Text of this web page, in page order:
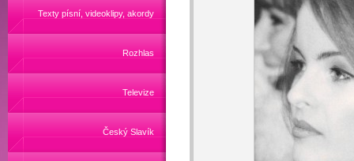
Texty písní, videoklipy, akordy
Rozhlas
Televize
Český Slavík